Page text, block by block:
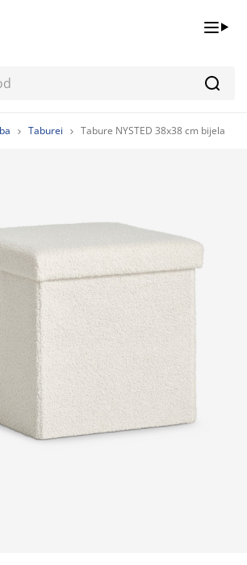
Taburei Tabure NYSTED 38x38 cm bijela